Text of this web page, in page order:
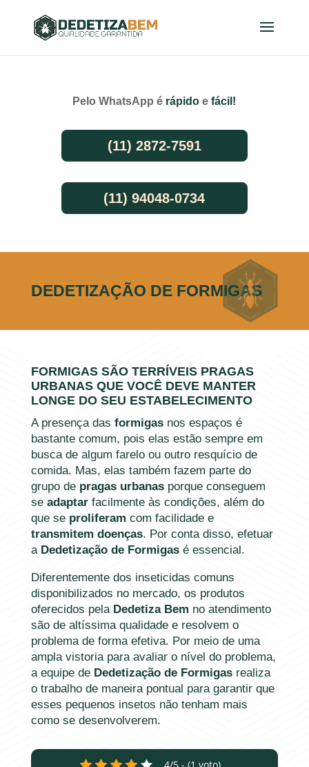
Pelo WhatsApp é rápido efácil!
(11) 2872-7591
(11) 94048-0734
DEDETIZAÇÃO DE FORMIGAS
FORMIGAS SÃO TERRÍVEIS PRAGAS
URBANAS QUE VOCÊ DEVE MANTER
LONGE DO SEU ESTABELECIMENTO
A presença das formigas nos espaços é
bastante comum, pois elas estão sempre em
busca de algum farelo ou outro resquício de
comida. Mas, elas também fazem parte do
grupo de pragas urbanas porque conseguem
se adaptar facilmente às condições, além do
que se proliferam com facilidade e
transmitem doenças. Por conta disso, efetuar
a Dedetização de Formigasé essencial.
Diferentemente dos inseticidas comuns
disponibilizados no mercado, os produtos
oferecidos pelaDedetiza Bem no atendimento
são de altíssima qualidade e resolvem o
problema de forma efetiva. Por meio de uma
ampla vistoria para avaliar o nível do problema,
a equipe de Dedetização de Formigasrealiza
o trabalho de maneira pontual para garantir que
esses pequenos insetos não tenham mais
como se desenvolverem.
4/5 - (1 voto)